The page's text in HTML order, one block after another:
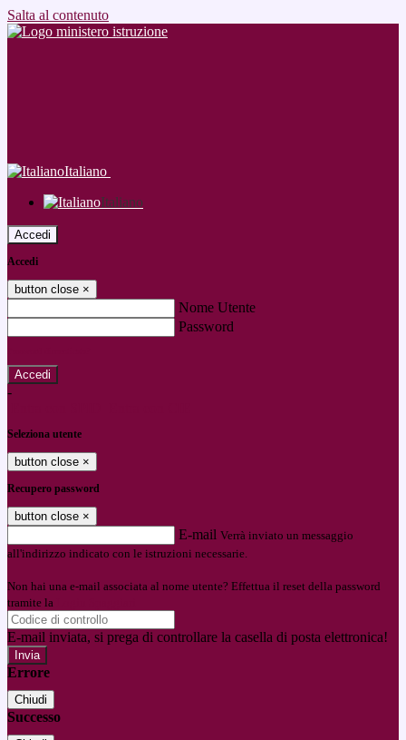
Salta al contenuto
Italiano
Italiano
Accedi
Accedi
button close ×
Nome Utente
Password
-
Seleziona utente
button close ×
Recupero password
button close ×
E-mail Verrà inviato un messaggio
all'indirizzo indicato con le istruzioni necessarie.
Non hai una e-mail associata al nome utente? Effettua il reset della password
tramite la
E-mail inviata, si prega di controllare la casella di posta elettronica!
Errore
Chiudi
Successo